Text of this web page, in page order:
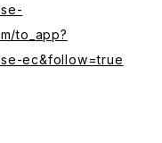
to_app?
ec&follow=true